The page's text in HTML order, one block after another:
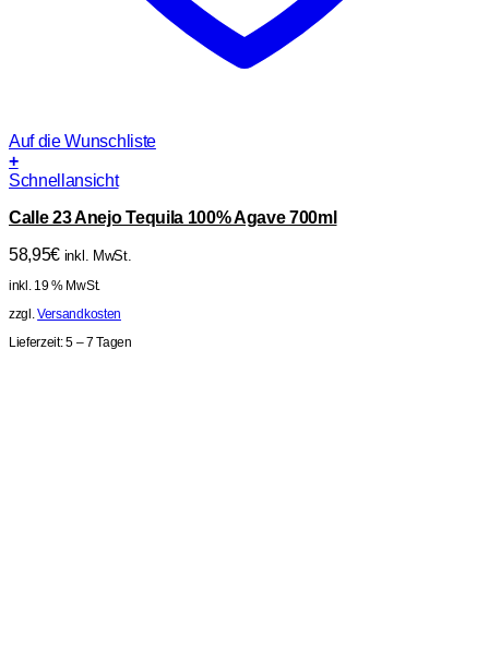
Auf die Wunschliste
+
Schnellansicht
Calle 23 Anejo Tequila 100% Agave 700ml
58,95€ inkl. MwSt.
inkl. 19 % MwSt.
zzgl.Versandkosten
Lieferzeit:5 – 7 Tagen